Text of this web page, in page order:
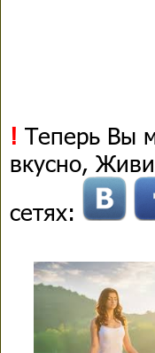
! Теперь Вы
вкусно,
сетях: